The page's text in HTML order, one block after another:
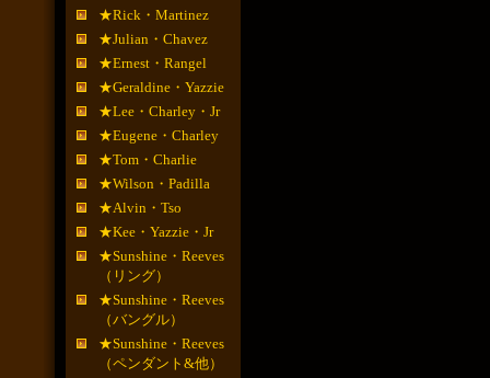
★Rick・Martinez
★Julian・Chavez
★Ernest・Rangel
★Geraldine・Yazzie
★Lee・Charley・Jr
★Eugene・Charley
★Tom・Charlie
★Wilson・Padilla
★Alvin・Tso
★Kee・Yazzie・Jr
★Sunshine・Reeves
（リング）
★Sunshine・Reeves
（バングル）
★Sunshine・Reeves
（ペンダント&他）